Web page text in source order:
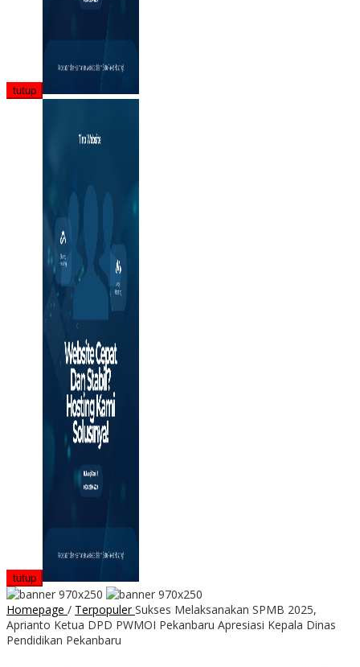
tutup
tutup
Homepage / Terpopuler Sukses Melaksanakan SPMB 2025,
Aprianto Ketua DPD PWMOI Pekanbaru Apresiasi Kepala Dinas
Pendidikan Pekanbaru